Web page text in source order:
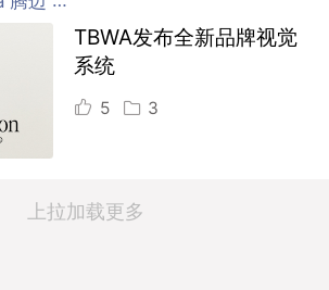
TBWA发布全新品牌视觉
系统
5 3
上拉加载更多